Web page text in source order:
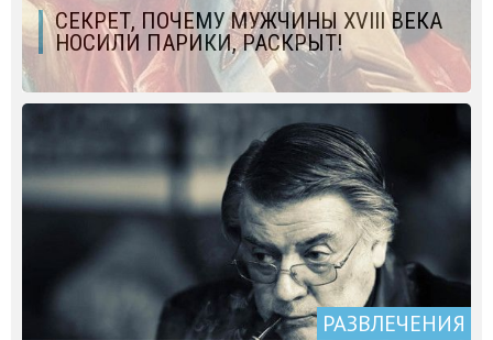
СЕКРЕТ, ПОЧЕМУ МУЖЧИНЫ XVIII ВЕКА
НОСИЛИ ПАРИКИ, РАСКРЫТ!
РАЗВЛЕЧЕНИЯ